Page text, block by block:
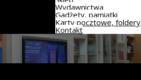
Wydawnictwa
Gadżety, pamiątki
Karty pocztowe, foldery
Kontakt